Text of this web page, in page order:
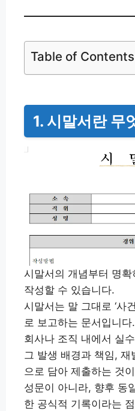
Table of Contents
1. 시말서란 무
시말서의 개념부터 명
작성할 수 있습니다.
시말서는 말 그대로 ‘사
로 보고하는 문서입니다.
회사나 조직 내에서 실
그 발생 배경과 책임, 재
으로 담아 제출하는 것
성문이 아니라, 향후 동
한 공식적 기록이라는